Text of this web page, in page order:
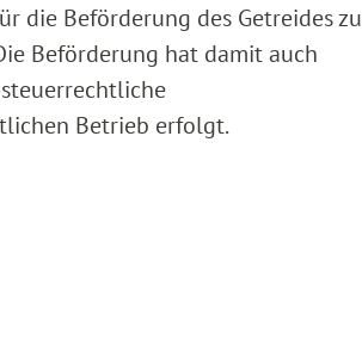
die Beförderung des Getreides zu
Beförderung hat damit auch
Betrieb erfolgt.